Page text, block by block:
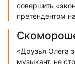
совершить
претендентом
«Друзья Олега
музыкант, не